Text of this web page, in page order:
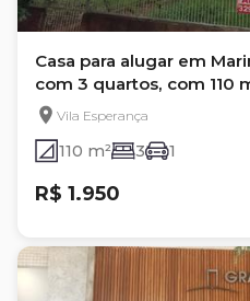
Casa para alugar em
com 3 quartos, com 110
Vila Esperança
110 m² 3 1
R$ 1.950